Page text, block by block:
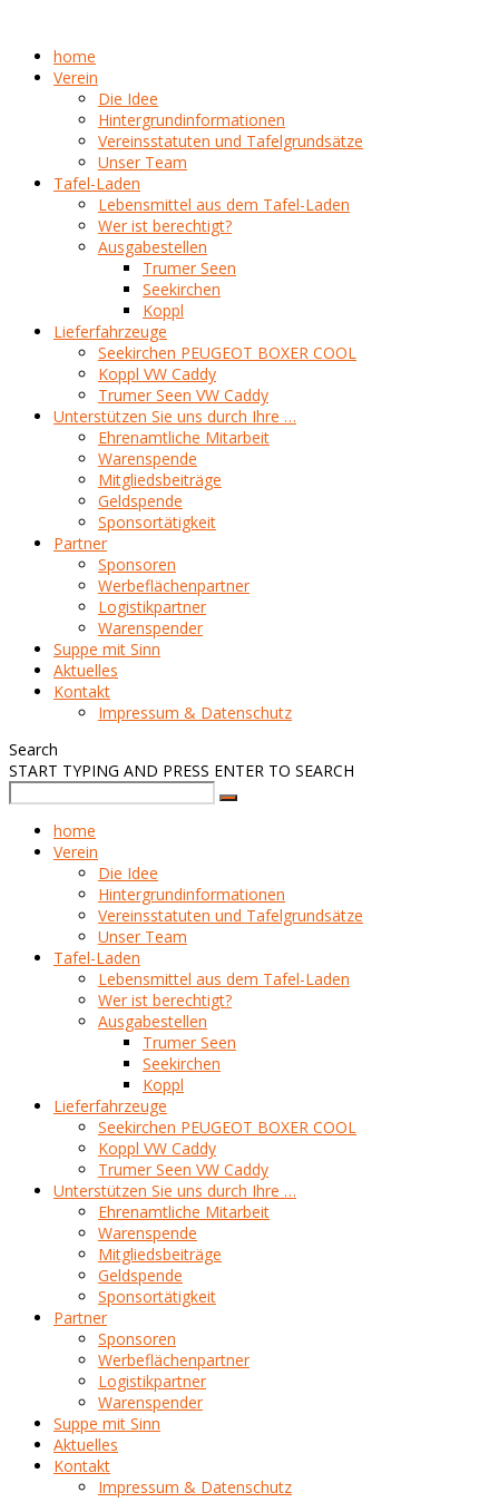
home
Verein
Die Idee
Hintergrundinformationen
Vereinsstatuten und Tafelgrundsätze
Unser Team
Tafel-Laden
Lebensmittel aus dem Tafel-Laden
Wer ist berechtigt?
Ausgabestellen
Trumer Seen
Seekirchen
Koppl
Lieferfahrzeuge
Seekirchen PEUGEOT BOXER COOL
Koppl VW Caddy
Trumer Seen VW Caddy
Unterstützen Sie uns durch Ihre …
Ehrenamtliche Mitarbeit
Warenspende
Mitgliedsbeiträge
Geldspende
Sponsortätigkeit
Partner
Sponsoren
Werbeflächenpartner
Logistikpartner
Warenspender
Suppe mit Sinn
Aktuelles
Kontakt
Impressum & Datenschutz
Search
START TYPING AND PRESS ENTER TO SEARCH
home
Verein
Die Idee
Hintergrundinformationen
Vereinsstatuten und Tafelgrundsätze
Unser Team
Tafel-Laden
Lebensmittel aus dem Tafel-Laden
Wer ist berechtigt?
Ausgabestellen
Trumer Seen
Seekirchen
Koppl
Lieferfahrzeuge
Seekirchen PEUGEOT BOXER COOL
Koppl VW Caddy
Trumer Seen VW Caddy
Unterstützen Sie uns durch Ihre …
Ehrenamtliche Mitarbeit
Warenspende
Mitgliedsbeiträge
Geldspende
Sponsortätigkeit
Partner
Sponsoren
Werbeflächenpartner
Logistikpartner
Warenspender
Suppe mit Sinn
Aktuelles
Kontakt
Impressum & Datenschutz